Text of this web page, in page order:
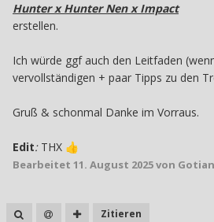
Hunter x Hunter Nen x Impact
erstellen.
Ich würde ggf auch den Leitfaden
vervollständigen + paar Tipps zu den
Gruß & schonmal Danke im Vorraus.
Edit:THX 👍
Bearbeitet 11. August 2025von Gotian
Zitieren